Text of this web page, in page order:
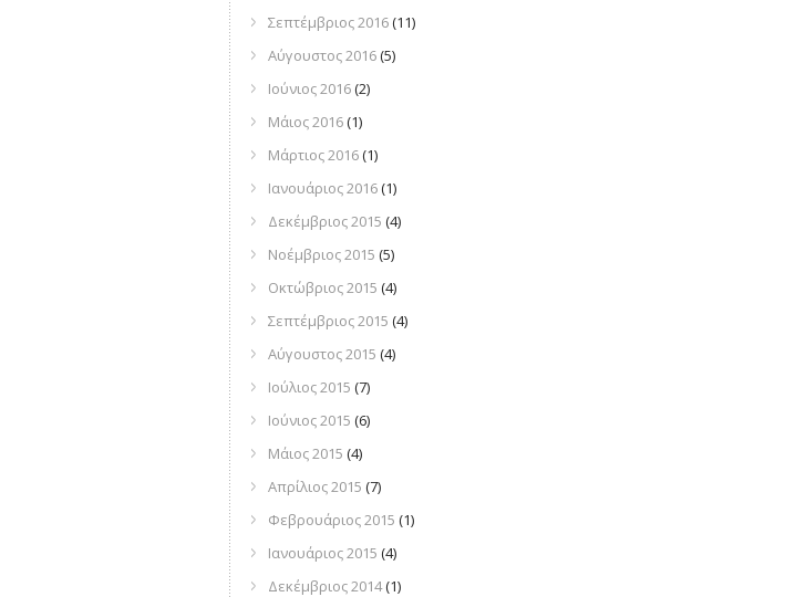
Σεπτέμβριος 2016(11)
Αύγουστος 2016(5)
Ιούνιος 2016(2)
Μάιος 2016(1)
Μάρτιος 2016(1)
Ιανουάριος 2016(1)
Δεκέμβριος 2015 (4)
Νοέμβριος 2015 (5)
Οκτώβριος 2015 (4)
Σεπτέμβριος 2015 (4)
Αύγουστος 2015 (4)
Ιούλιος 2015 (7)
Ιούνιος 2015 (6)
Μάιος 2015 (4)
Απρίλιος 2015 (7)
Φεβρουάριος 2015 (1)
Ιανουάριος 2015 (4)
Δεκέμβριος 2014(1)